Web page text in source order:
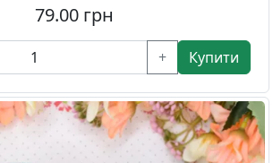
79.00 грн
+ Купити